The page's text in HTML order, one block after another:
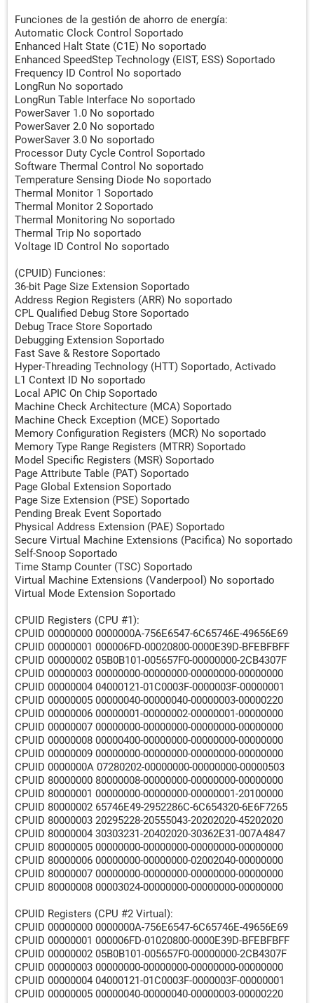
Funciones de la gestión de ahorro de energía:
Automatic Clock Control Soportado
Enhanced Halt State (C1E) No soportado
Enhanced SpeedStep Technology (EIST, ESS) Soportado
Frequency ID Control No soportado
LongRun No soportado
LongRun Table Interface No soportado
PowerSaver 1.0 No soportado
PowerSaver 2.0 No soportado
PowerSaver 3.0 No soportado
Processor Duty Cycle Control Soportado
Software Thermal Control No soportado
Temperature Sensing Diode No soportado
Thermal Monitor 1 Soportado
Thermal Monitor 2 Soportado
Thermal Monitoring No soportado
Thermal Trip No soportado
Voltage ID Control No soportado
(CPUID) Funciones:
36-bit Page Size Extension Soportado
Address Region Registers (ARR) No soportado
CPL Qualified Debug Store Soportado
Debug Trace Store Soportado
Debugging Extension Soportado
Fast Save & Restore Soportado
Hyper-Threading Technology (HTT) Soportado, Activado
L1 Context ID No soportado
Local APIC On Chip Soportado
Machine Check Architecture (MCA) Soportado
Machine Check Exception (MCE) Soportado
Memory Configuration Registers (MCR) No soportado
Memory Type Range Registers (MTRR) Soportado
Model Specific Registers (MSR) Soportado
Page Attribute Table (PAT) Soportado
Page Global Extension Soportado
Page Size Extension (PSE) Soportado
Pending Break Event Soportado
Physical Address Extension (PAE) Soportado
Secure Virtual Machine Extensions (Pacifica) No soportado
Self-Snoop Soportado
Time Stamp Counter (TSC) Soportado
Virtual Machine Extensions (Vanderpool) No soportado
Virtual Mode Extension Soportado
CPUID Registers (CPU #1):
CPUID 00000000 0000000A-756E6547-6C65746E-49656E69
CPUID 00000001 000006FD-00020800-0000E39D-BFEBFBFF
CPUID 00000002 05B0B101-005657F0-00000000-2CB4307F
CPUID 00000003 00000000-00000000-00000000-00000000
CPUID 00000004 04000121-01C0003F-0000003F-00000001
CPUID 00000005 00000040-00000040-00000003-00000220
CPUID 00000006 00000001-00000002-00000001-00000000
CPUID 00000007 00000000-00000000-00000000-00000000
CPUID 00000008 00000400-00000000-00000000-00000000
CPUID 00000009 00000000-00000000-00000000-00000000
CPUID 0000000A 07280202-00000000-00000000-00000503
CPUID 80000000 80000008-00000000-00000000-00000000
CPUID 80000001 00000000-00000000-00000001-20100000
CPUID 80000002 65746E49-2952286C-6C654320-6E6F7265
CPUID 80000003 20295228-20555043-20202020-45202020
CPUID 80000004 30303231-20402020-30362E31-007A4847
CPUID 80000005 00000000-00000000-00000000-00000000
CPUID 80000006 00000000-00000000-02002040-00000000
CPUID 80000007 00000000-00000000-00000000-00000000
CPUID 80000008 00003024-00000000-00000000-00000000
CPUID Registers (CPU #2 Virtual):
CPUID 00000000 0000000A-756E6547-6C65746E-49656E69
CPUID 00000001 000006FD-01020800-0000E39D-BFEBFBFF
CPUID 00000002 05B0B101-005657F0-00000000-2CB4307F
CPUID 00000003 00000000-00000000-00000000-00000000
CPUID 00000004 04000121-01C0003F-0000003F-00000001
CPUID 00000005 00000040-00000040-00000003-00000220